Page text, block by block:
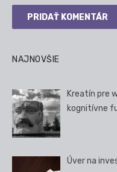
NAJNOVŠIE
Kreatín pre
kognitívne
Úver na